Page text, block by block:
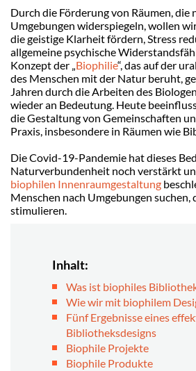
Durch die Förderung von Räumen, die
Umgebungen widerspiegeln, wollen
die geistige Klarheit fördern, Stress
allgemeine psychische
Konzept der „Biophilie“, das auf der
des Menschen mit der Natur beruht,
Jahren durch die Arbeiten des
wieder an Bedeutung. Heute
die Gestaltung von Gemeinschaften
Praxis, insbesondere in Räumen wie
Die Covid-19-Pandemie hat dieses
Naturverbundenheit noch verstärkt
biophilen Innenraumgestaltung
Menschen nach Umgebungen
stimulieren.
Inhalt:
Was ist biophiles
Wie wir mit biophilem
Fünf Ergebnisse eines
Bibliotheksdesigns
Biophile Projekte
Biophile Produkte